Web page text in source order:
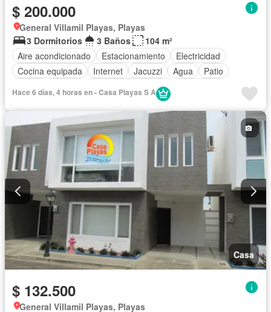
$ 200.000
General Villamil Playas, Playas
3 Dormitorios
3 Baños
104 m²
Aire acondicionado
Estacionamiento
Electricidad
Cocina equipada
Internet Jacuzzi Agua
Patio
Garita de guardianía
Completamente amoblado
Hace 6 días, 4 horas en - Casa Playas S A
Casa
$ 132.500
General Villamil Playas, Playas